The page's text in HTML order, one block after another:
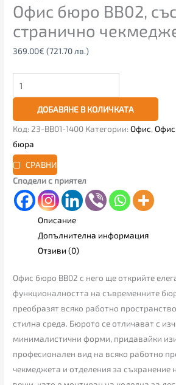
Офис бюро BB02, със
странично
369.00€ (721.70 лв.)
ДОБАВЯНЕ В КОЛИЧКАТА
Код: 23-BB01-1400 Категории:Офис,
бюра
СРАВНИ
Сподели с приятел
Описание
Допълнителна информация
Отзиви (0)
Офис бюро BB02 с него ще открийте
функционалността на съвременните
преобразят всяко работно
стилна среда. Бюрото се отличават с
минималистични форми, придавайки
професионален вид на всяко работно
чекмеджета и отделения за съхранение